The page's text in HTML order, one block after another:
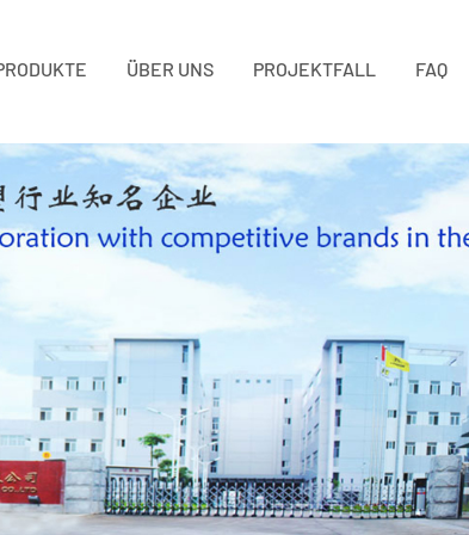
ÜBER UNS PROJEKTFALL FAQ